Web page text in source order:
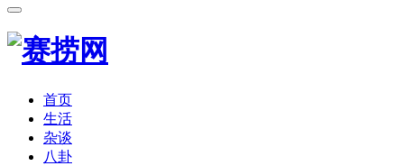
首页
生活
杂谈
八卦